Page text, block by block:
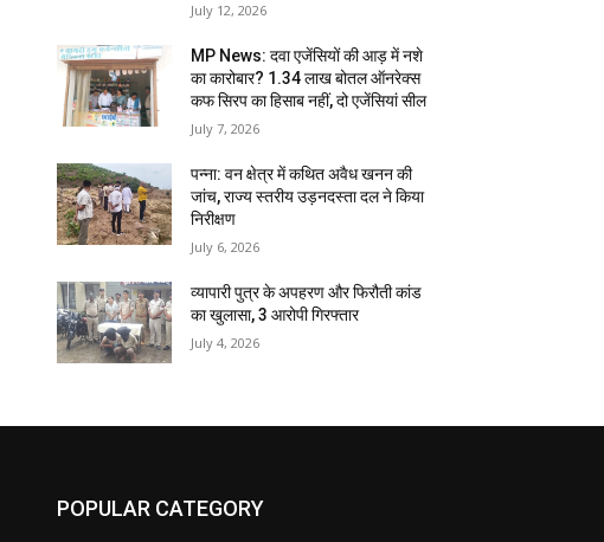
July 12, 2026
MP News: दवा एजेंसियों की आड़ में नशे
का कारोबार? 1.34 लाख बोतल ऑनरेक्स
कफ सिरप का हिसाब नहीं, दो एजेंसियां सील
July 7, 2026
पन्ना: वन क्षेत्र में कथित अवैध खनन की
जांच, राज्य स्तरीय उड़नदस्ता दल ने किया
निरीक्षण
July 6, 2026
व्यापारी पुत्र के अपहरण और फिरौती कांड
का खुलासा, 3 आरोपी गिरफ्तार
July 4, 2026
POPULAR CATEGORY